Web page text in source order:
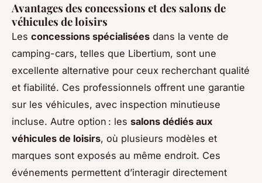
Avantages des concessions et des salons de
véhicules de loisirs
Les concessions spécialisées dans la vente de
camping-cars, telles que Libertium, sont une
excellente alternative pour ceux recherchant qualité
et fiabilité. Ces professionnels offrent une garantie
sur les véhicules, avec inspection minutieuse
incluse. Autre option : les salons dédiés aux
véhicules de loisirs, où plusieurs modèles et
marques sont exposés au même endroit. Ces
événements permettent d’interagir directement